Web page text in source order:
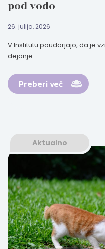
pod vodo
26. julija, 2026
V Institutu poudarjajo, da je
dejanje.
Preberi več
Aktualno